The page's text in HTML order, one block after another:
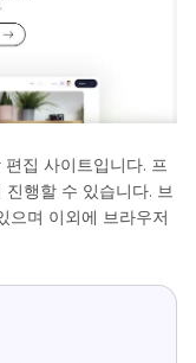
집 사이트입니다. 프
행할 수 있습니다. 브
으며 이외에 브라우저